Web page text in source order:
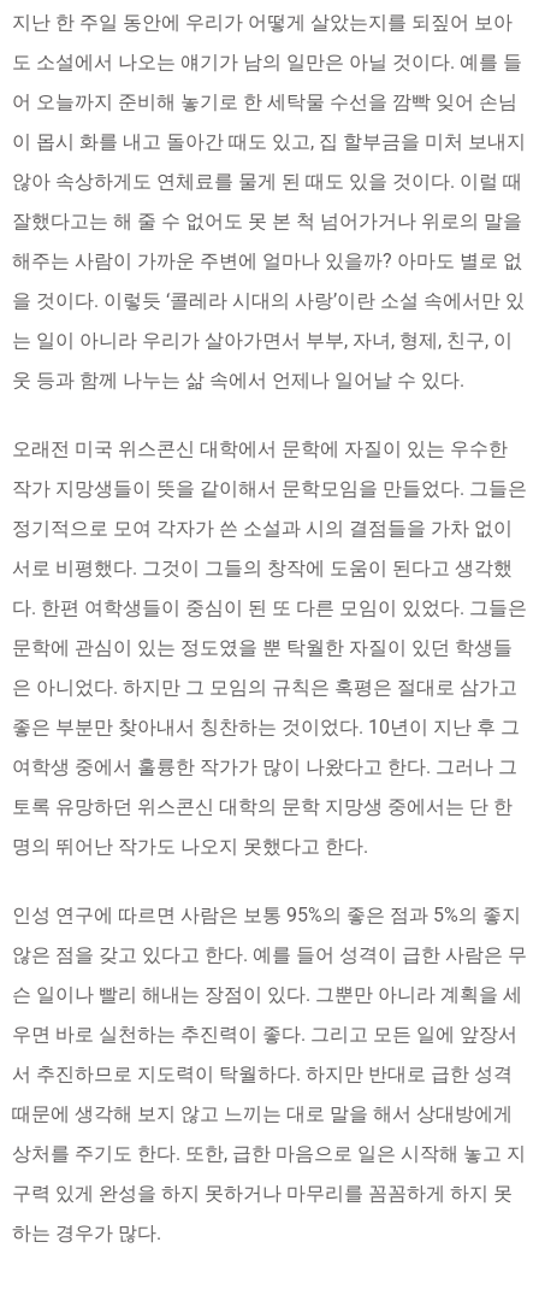
지난 한 주일 동안에 우리가 어떻게 살았는지를 되짚어 보아
도 소설에서 나오는 얘기가 남의 일만은 아닐 것이다. 예를 들
어 오늘까지 준비해 놓기로 한 세탁물 수선을 깜빡 잊어 손님
이 몹시 화를 내고 돌아간 때도 있고, 집 할부금을 미처 보내지
않아 속상하게도 연체료를 물게 된 때도 있을 것이다. 이럴 때
잘했다고는 해 줄 수 없어도 못 본 척 넘어가거나 위로의 말을
해주는 사람이 가까운 주변에 얼마나 있을까? 아마도 별로 없
을 것이다. 이렇듯 ‘콜레라 시대의 사랑’이란 소설 속에서만 있
는 일이 아니라 우리가 살아가면서 부부, 자녀, 형제, 친구, 이
웃 등과 함께 나누는 삶 속에서 언제나 일어날 수 있다.
오래전 미국 위스콘신 대학에서 문학에 자질이 있는 우수한
작가 지망생들이 뜻을 같이해서 문학모임을 만들었다. 그들은
정기적으로 모여 각자가 쓴 소설과 시의 결점들을 가차 없이
서로 비평했다. 그것이 그들의 창작에 도움이 된다고 생각했
다. 한편 여학생들이 중심이 된 또 다른 모임이 있었다. 그들은
문학에 관심이 있는 정도였을 뿐 탁월한 자질이 있던 학생들
은 아니었다. 하지만 그 모임의 규칙은 혹평은 절대로 삼가고
좋은 부분만 찾아내서 칭찬하는 것이었다. 10년이 지난 후 그
여학생 중에서 훌륭한 작가가 많이 나왔다고 한다. 그러나 그
토록 유망하던 위스콘신 대학의 문학 지망생 중에서는 단 한
명의 뛰어난 작가도 나오지 못했다고 한다.
인성 연구에 따르면 사람은 보통 95%의 좋은 점과 5%의 좋지
않은 점을 갖고 있다고 한다. 예를 들어 성격이 급한 사람은 무
슨 일이나 빨리 해내는 장점이 있다. 그뿐만 아니라 계획을 세
우면 바로 실천하는 추진력이 좋다. 그리고 모든 일에 앞장서
서 추진하므로 지도력이 탁월하다. 하지만 반대로 급한 성격
때문에 생각해 보지 않고 느끼는 대로 말을 해서 상대방에게
상처를 주기도 한다. 또한, 급한 마음으로 일은 시작해 놓고 지
구력 있게 완성을 하지 못하거나 마무리를 꼼꼼하게 하지 못
하는 경우가 많다.